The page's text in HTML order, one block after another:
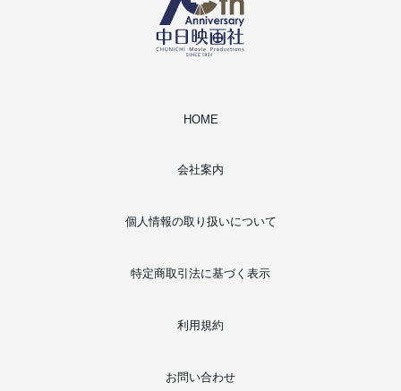
HOME
会社案内
個人情報の取り扱いについて
特定商取引法に基づく表示
利用規約
お問い合わせ